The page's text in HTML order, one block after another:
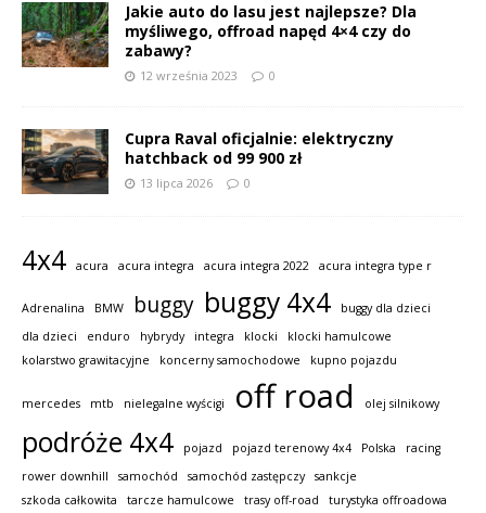
Jakie auto do lasu jest najlepsze? Dla
myśliwego, offroad napęd 4×4 czy do
zabawy?
12 września 2023 0
Cupra Raval oficjalnie: elektryczny
hatchback od 99 900 zł
13 lipca 2026 0
4x4 acura acura integra acura integra 2022 acura integra type r
Adrenalina BMW buggy buggy 4x4
buggy dla dzieci
dla dzieci
enduro hybrydy integra klocki
klocki hamulcowe
kolarstwo grawitacyjne
koncerny samochodowe kupno pojazdu
mercedes mtb nielegalne wyścigi off road olej silnikowy
podróże 4x4 pojazd pojazd terenowy 4x4 Polska
racing
rower downhill
samochód samochód zastępczy
sankcje
szkoda całkowita
tarcze hamulcowe trasy off-road turystyka offroadowa